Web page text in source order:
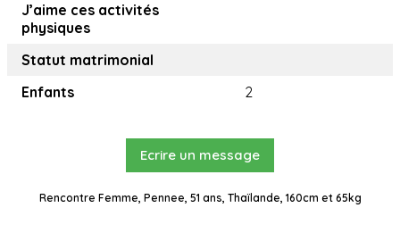
J’aime ces activités
physiques
Statut matrimonial
Enfants
2
Ecrire un message
Rencontre Femme, Pennee, 51 ans, Thaïlande, 160cm et 65kg